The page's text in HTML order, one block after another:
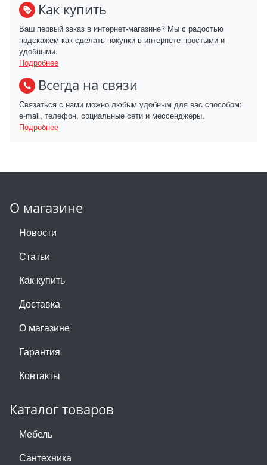
Как купить
Ваш первый заказ в интернет-магазине? Мы с радостью
подскажем как сделать покупки в интернете простыми и
удобными.
Подробнее
Всегда на связи
Связаться с нами можно любым удобным для вас способом:
e-mail, телефон, социальные сети и мессенджеры.
Подробнее
О магазине
Новости
Статьи
Как купить
Доставка
О магазине
Гарантия
Контакты
Каталог товаров
Мебель
Сантехника